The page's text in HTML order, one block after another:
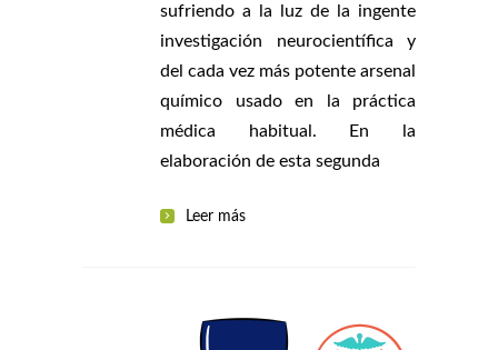
sufriendo a la luz de la ingente
investigación neurocientífica y
del cada vez más potente arsenal
químico usado en la práctica
médica habitual. En la
elaboración de esta segunda
Leer más